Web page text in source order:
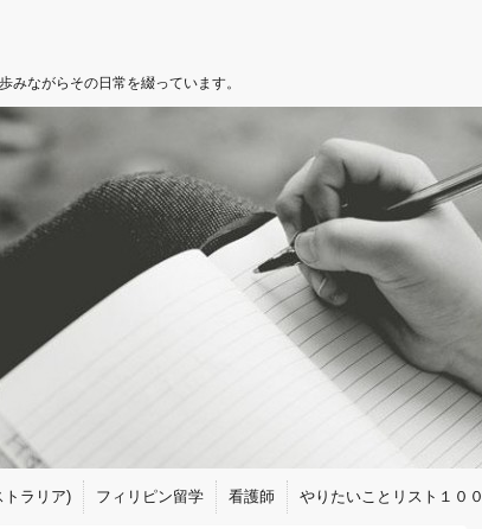
ながらその日常を綴っています。
トラリア) フィリピン留学 看護師 やりたいことリスト１００